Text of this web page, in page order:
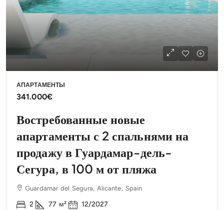
АПАРТАМЕНТЫ
341.000€
Востребованные новые
апартаменты с 2 спальнями на
продажу в Гуардамар-дель-
Сегура, в 100 м от пляжа
Guardamar del Segura, Alicante, Spain
2 77 м² 12/2027